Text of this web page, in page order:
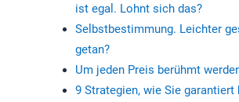
ist egal. Lohnt sich das?
Selbstbestimmung. Leichter
getan?
Um jeden Preis berühmt
9 Strategien, wie Sie garantiert